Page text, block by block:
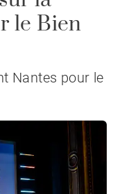
le Bien
Nantes pour le